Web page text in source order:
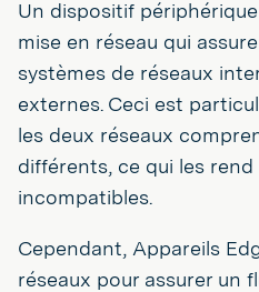
Un dispositif
mise en réseau qui
systèmes de réseaux
externes. Ceci est
les deux réseaux
différents, ce qui les
incompatibles.
Cependant, Appareils
réseaux pour assurer un